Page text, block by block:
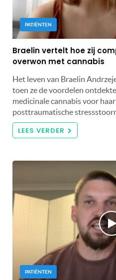
PATIËNTEN
Braelin vertelt hoe zij
overwon met cannabis
Het leven van Braelin
toen ze de voordelen
medicinale cannabis voor
posttraumatische
LEES VERDER
PATIËNTEN